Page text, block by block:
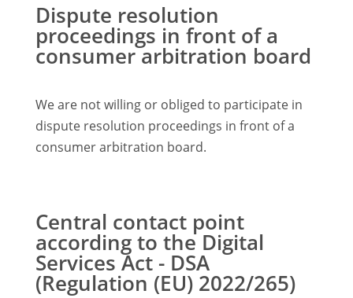
Dispute resolution
proceedings in front of a
consumer arbitration board
We are not willing or obliged to participate in
dispute resolution proceedings in front of a
consumer arbitration board.
Central contact point
according to the Digital
Services Act - DSA
(Regulation (EU) 2022/265)